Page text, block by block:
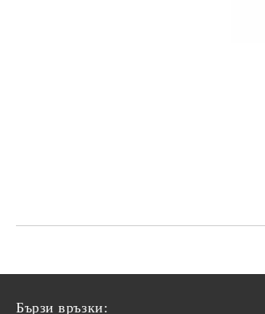
Бързи връзки: